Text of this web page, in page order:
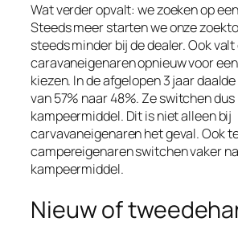
Wat verder opvalt: we zoeken op
Steeds meer starten we onze
steeds minder bij de dealer. Ook
caravaneigenaren opnieuw voor
kiezen. In de afgelopen 3 jaar
van 57% naar 48%. Ze switchen
kampeermiddel. Dit is niet alleen bij
carvavaneigenaren het geval. Ook
campereigenaren switchen vaker
kampeermiddel.
Nieuw of